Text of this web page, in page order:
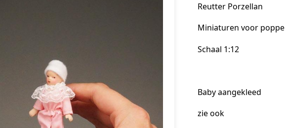
Reutter Porzellan
Miniaturen voor
Schaal 1:12
Baby aangekleed
zie ook